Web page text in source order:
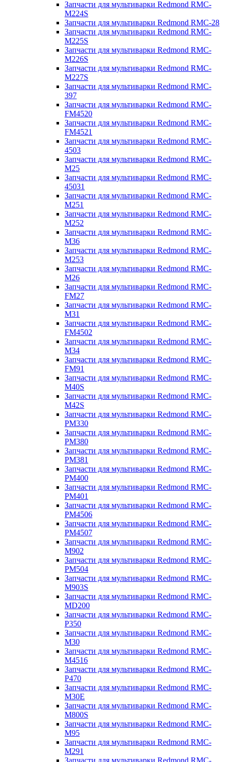
Запчасти для мультиварки Redmond RMC-
M224S
Запчасти для мультиварки Redmond RMC-28
Запчасти для мультиварки Redmond RMC-
M225S
Запчасти для мультиварки Redmond RMC-
M226S
Запчасти для мультиварки Redmond RMC-
M227S
Запчасти для мультиварки Redmond RMC-
397
Запчасти для мультиварки Redmond RMC-
FM4520
Запчасти для мультиварки Redmond RMC-
FM4521
Запчасти для мультиварки Redmond RMC-
4503
Запчасти для мультиварки Redmond RMC-
M25
Запчасти для мультиварки Redmond RMC-
45031
Запчасти для мультиварки Redmond RMC-
M251
Запчасти для мультиварки Redmond RMC-
M252
Запчасти для мультиварки Redmond RMC-
M36
Запчасти для мультиварки Redmond RMC-
M253
Запчасти для мультиварки Redmond RMC-
M26
Запчасти для мультиварки Redmond RMC-
FM27
Запчасти для мультиварки Redmond RMC-
M31
Запчасти для мультиварки Redmond RMC-
FM4502
Запчасти для мультиварки Redmond RMC-
M34
Запчасти для мультиварки Redmond RMC-
FM91
Запчасти для мультиварки Redmond RMC-
M40S
Запчасти для мультиварки Redmond RMC-
M42S
Запчасти для мультиварки Redmond RMC-
PM330
Запчасти для мультиварки Redmond RMC-
PM380
Запчасти для мультиварки Redmond RMC-
PM381
Запчасти для мультиварки Redmond RMC-
PM400
Запчасти для мультиварки Redmond RMC-
PM401
Запчасти для мультиварки Redmond RMC-
PM4506
Запчасти для мультиварки Redmond RMC-
PM4507
Запчасти для мультиварки Redmond RMC-
M902
Запчасти для мультиварки Redmond RMC-
PM504
Запчасти для мультиварки Redmond RMC-
M903S
Запчасти для мультиварки Redmond RMC-
MD200
Запчасти для мультиварки Redmond RMC-
P350
Запчасти для мультиварки Redmond RMC-
M30
Запчасти для мультиварки Redmond RMC-
M4516
Запчасти для мультиварки Redmond RMC-
P470
Запчасти для мультиварки Redmond RMC-
M30E
Запчасти для мультиварки Redmond RMC-
M800S
Запчасти для мультиварки Redmond RMC-
M95
Запчасти для мультиварки Redmond RMC-
M291
Запчасти для мультиварки Redmond RMC-